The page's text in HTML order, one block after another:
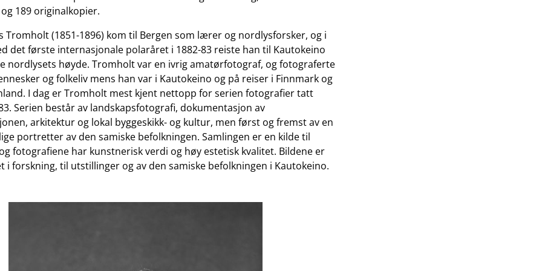
189 originalkopier.
Tromholt (1851-1896) kom til Bergen som lærer og nordlysforsker, og i
det første internasjonale polaråret i 1882-83 reiste han til Kautokeino
nordlysets høyde. Tromholt var en ivrig amatørfotograf, og fotograferte
og folkeliv mens han var i Kautokeino og på reiser i Finnmark og
I dag er Tromholt mest kjent nettopp for serien fotografier tatt
Serien består av landskapsfotografi, dokumentasjon av
arkitektur og lokal byggeskikk- og kultur, men først og fremst av en
portretter av den samiske befolkningen. Samlingen er en kilde til
fotografiene har kunstnerisk verdi og høy estetisk kvalitet. Bildene er
i forskning, til utstillinger og av den samiske befolkningen i Kautokeino.